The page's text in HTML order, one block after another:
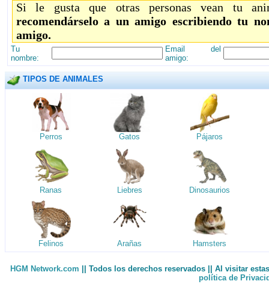
Si le gusta que otras personas vean tu
recomendárselo a un amigo escribiendo tu
amigo.
Tu
nombre:
Email del
amigo:
TIPOS DE ANIMALES
Perros Gatos Pájaros
Ranas Liebres Dinosaurios
Felinos Arañas Hamsters
HGM Network.com || Todos los derechos reservados || Al visitar
política de